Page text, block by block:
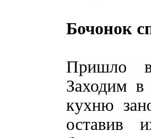
Бочонок
Пришло
Заходим
кухню
оставив